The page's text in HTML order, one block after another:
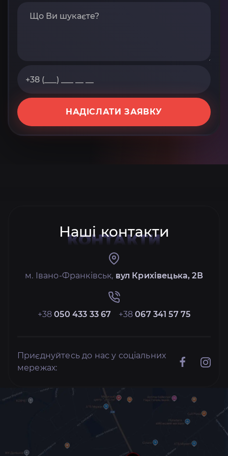
НАДІСЛАТИ ЗАЯВКУ
Наші контакти
КОНТАКТИ
м. Івано-Франківськ, вул Крихівецька, 2В
+38050 433 33 67 +38067 341 57 75
Приєднуйтесь до нас у соціальних
мережах: